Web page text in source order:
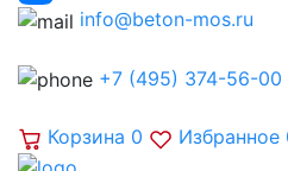
info@beton-mos.ru
+7 (495) 374-56-00
Корзина 0 Избранное